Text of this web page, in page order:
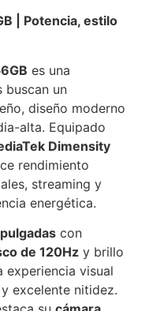
| Potencia, estilo
es una
buscan un
diseño moderno
alta. Equipado
Dimensity
rendimiento
streaming y
energética.
con
de 120Hz y brillo
experiencia visual
excelente nitidez.